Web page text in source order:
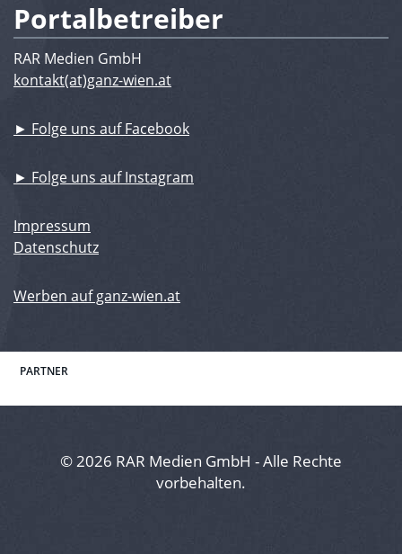
Portalbetreiber
RAR Medien GmbH
kontakt(at)ganz-wien.at
► Folge uns auf Facebook
► Folge uns auf Instagram
Impressum
Datenschutz
Werben auf ganz-wien.at
PARTNER
© 2026 RAR Medien GmbH - Alle Rechte
vorbehalten.